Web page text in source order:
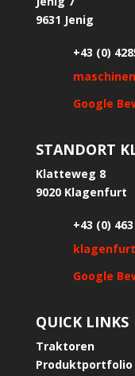
9631 Jenig
+43 (0)
Google
STANDORT
Klatteweg 8
9020 Klagenfurt
+43 (0)
Google
QUICK LINKS
Traktoren
Produktportfolio